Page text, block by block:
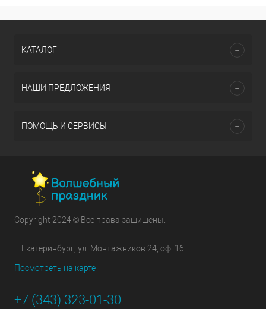
КАТАЛОГ
НАШИ ПРЕДЛОЖЕНИЯ
ПОМОЩЬ И СЕРВИСЫ
Copyright 2024 © Все права защищены.
г. Екатеринбург, ул. Монтажников 24, оф. 16
Посмотреть на карте
+7 (343) 323-01-30